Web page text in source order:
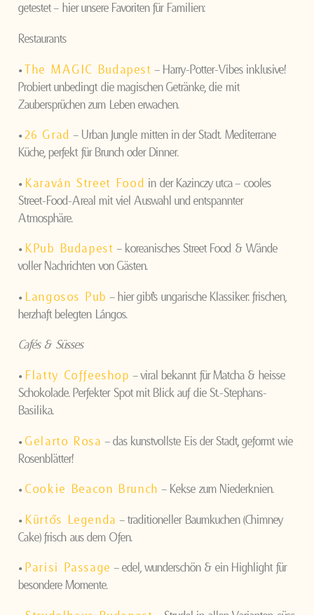
getestet – hier unsere Favoriten für Familien:
Restaurants
•The MAGIC Budapest – Harry-Potter-Vibes inklusive!
Probiert unbedingt die magischen Getränke, die mit
Zaubersprüchen zum Leben erwachen.
•26 Grad – Urban Jungle mitten in der Stadt. Mediterrane
Küche, perfekt für Brunch oder Dinner.
• Karaván Street Food in der Kazinczy utca – cooles
Street-Food-Areal mit viel Auswahl und entspannter
Atmosphäre.
• KPub Budapest – koreanisches Street Food & Wände
voller Nachrichten von Gästen.
• Langosos Pub – hier gibt’s ungarische Klassiker: frischen,
herzhaft belegten Lángos.
Cafés & Süsses
• Flatty Coffeeshop – viral bekannt für Matcha & heisse
Schokolade. Perfekter Spot mit Blick auf die St.-Stephans-
Basilika.
• Gelarto Rosa – das kunstvollste Eis der Stadt, geformt wie
Rosenblätter!
• Cookie Beacon Brunch – Kekse zum Niederknien.
• Kürtős Legenda – traditioneller Baumkuchen (Chimney
Cake) frisch aus dem Ofen.
• Parisi Passage – edel, wunderschön & ein Highlight für
besondere Momente.